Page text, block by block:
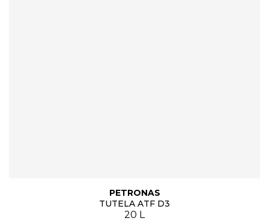
PETRONAS
TUTELA ATF D3
20 L